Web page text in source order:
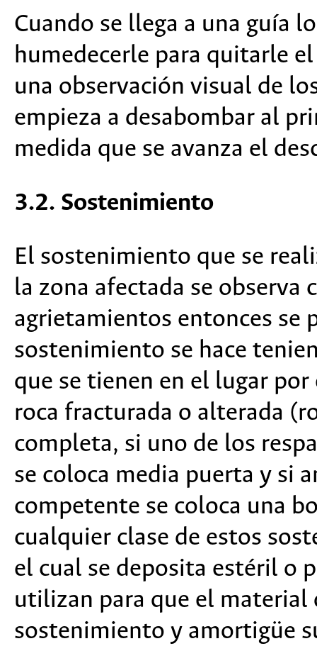
Cuando se llega a una guía
humedecerle para quitarle
una observación visual de
empieza a desabombar al
medida que se avanza el
3.2. Sostenimiento
El sostenimiento que se
la zona afectada se observa
agrietamientos entonces se
sostenimiento se hace
que se tienen en el lugar
roca fracturada o alterada
completa, si uno de los
se coloca media puerta y si
competente se coloca una
cualquier clase de estos
el cual se deposita estéril o
utilizan para que el material
sostenimiento y amortigüe